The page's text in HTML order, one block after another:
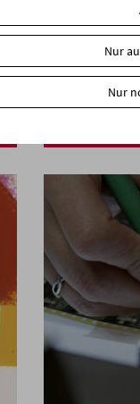
Was ist
Nur
Nur